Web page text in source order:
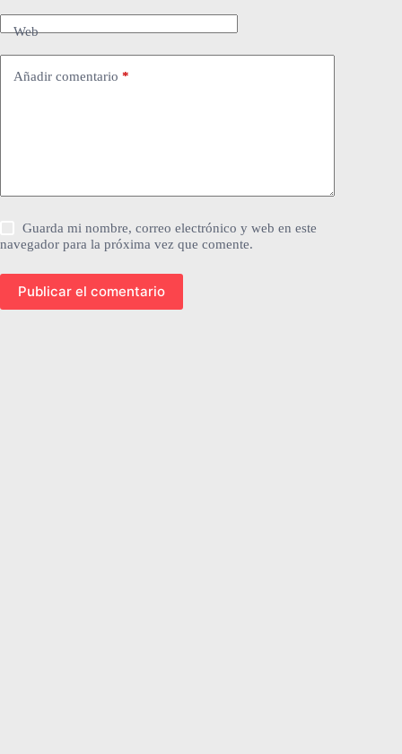
Web
Añadir comentario *
Guarda mi nombre, correo electrónico y web en este
navegador para la próxima vez que comente.
Publicar el comentario